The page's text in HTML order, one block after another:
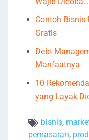
Contoh Bisnis
Gratis
Debt
Manfaatnya
10
yang Layak
bisnis,
pemasaran,